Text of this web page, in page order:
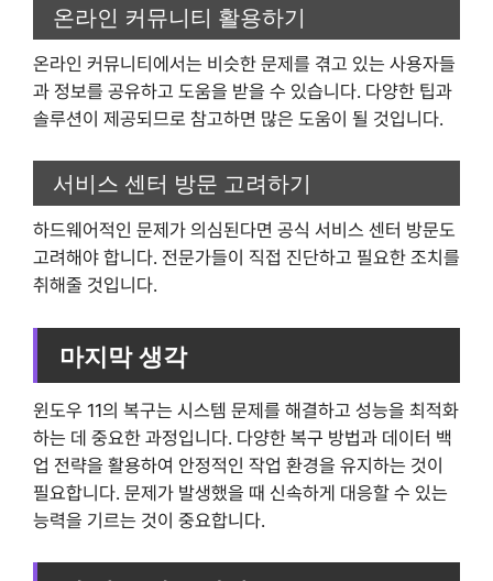
온라인 커뮤니티 활용하기
온라인 커뮤니티에서는 비슷한 문제를 겪고 있는 사용자들
과 정보를 공유하고 도움을 받을 수 있습니다. 다양한 팁과
솔루션이 제공되므로 참고하면 많은 도움이 될 것입니다.
서비스 센터 방문 고려하기
하드웨어적인 문제가 의심된다면 공식 서비스 센터 방문도
고려해야 합니다. 전문가들이 직접 진단하고 필요한 조치를
취해줄 것입니다.
마지막 생각
윈도우 11의 복구는 시스템 문제를 해결하고 성능을 최적화
하는 데 중요한 과정입니다. 다양한 복구 방법과 데이터 백
업 전략을 활용하여 안정적인 작업 환경을 유지하는 것이
필요합니다. 문제가 발생했을 때 신속하게 대응할 수 있는
능력을 기르는 것이 중요합니다.